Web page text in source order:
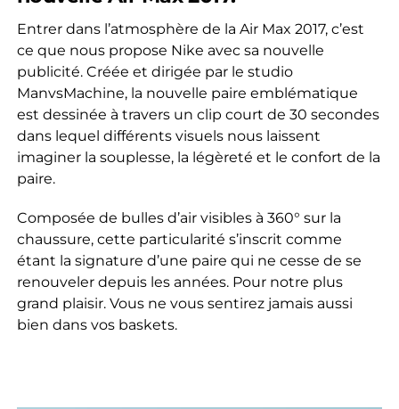
Entrer dans l’atmosphère de la Air Max 2017, c’est
ce que nous propose Nike avec sa nouvelle
publicité. Créée et dirigée par le studio
ManvsMachine, la nouvelle paire emblématique
est dessinée à travers un clip court de 30 secondes
dans lequel différents visuels nous laissent
imaginer la souplesse, la légèreté et le confort de la
paire.
Composée de bulles d’air visibles à 360° sur la
chaussure, cette particularité s’inscrit comme
étant la signature d’une paire qui ne cesse de se
renouveler depuis les années. Pour notre plus
grand plaisir. Vous ne vous sentirez jamais aussi
bien dans vos baskets.